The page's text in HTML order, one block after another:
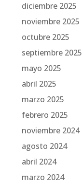
diciembre 2025
noviembre 2025
octubre 2025
septiembre 2025
mayo 2025
abril 2025
marzo 2025
febrero 2025
noviembre 2024
agosto 2024
abril 2024
marzo 2024